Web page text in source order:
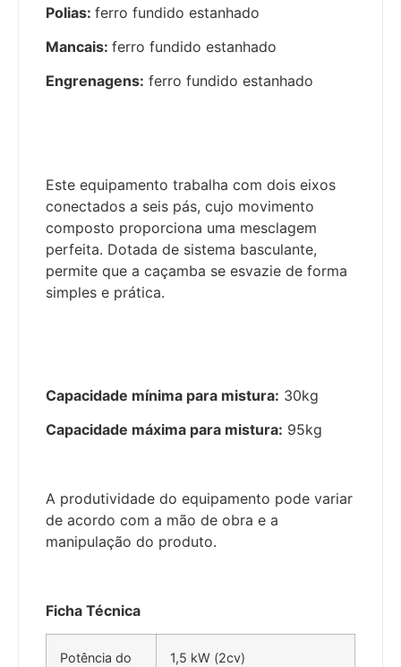
Polias: ferro fundido estanhado
Mancais: ferro fundido estanhado
Engrenagens: ferro fundido estanhado
Este equipamento trabalha com dois eixos
conectados a seis pás, cujo movimento
composto proporciona uma mesclagem
perfeita. Dotada de sistema basculante,
permite que a caçamba se esvazie de forma
simples e prática.
Capacidade mínima para mistura: 30kg
Capacidade máxima para mistura: 95kg
A produtividade do equipamento pode variar
de acordo com a mão de obra e a
manipulação do produto.
Ficha Técnica
Potência do
1,5 kW (2cv)